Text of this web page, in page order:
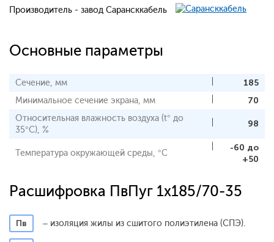
Производитель - завод Сарансккабель
Основные параметры
Сечение, мм
185
Минимальное сечение экрана, мм
70
Относительная влажность воздуха (t° до
35°С), %
98
Температура окружающей среды, °С
-60 до
+50
Расшифровка ПвПуг 1x185/70-35
Пв – изоляция жилы из сшитого полиэтилена (СПЭ).